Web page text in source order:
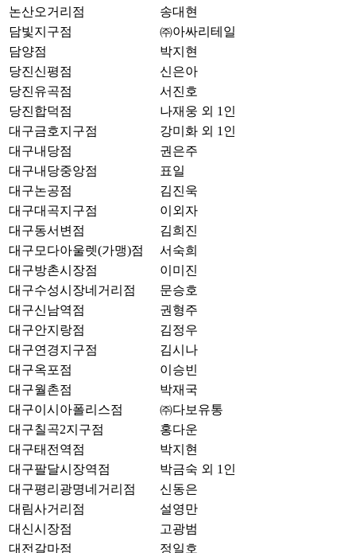
논산오거리점
송대현
담빛지구점
㈜아싸리테일
담양점
박지현
당진신평점
신은아
당진유곡점
서진호
당진합덕점
나재웅 외 1인
대구금호지구점
강미화 외 1인
대구내당점
권은주
대구내당중앙점
표일
대구논공점
김진욱
대구대곡지구점
이외자
대구동서변점
김희진
대구모다아울렛(가맹)점
서숙희
대구방촌시장점
이미진
대구수성시장네거리점
문승호
대구신남역점
권형주
대구안지랑점
김정우
대구연경지구점
김시나
대구옥포점
이승빈
대구월촌점
박재국
대구이시아폴리스점
㈜다보유통
대구칠곡2지구점
홍다운
대구태전역점
박지현
대구팔달시장역점
박금숙 외 1인
대구평리광명네거리점
신동은
대림사거리점
설영만
대신시장점
고광범
대전갈마점
정일호